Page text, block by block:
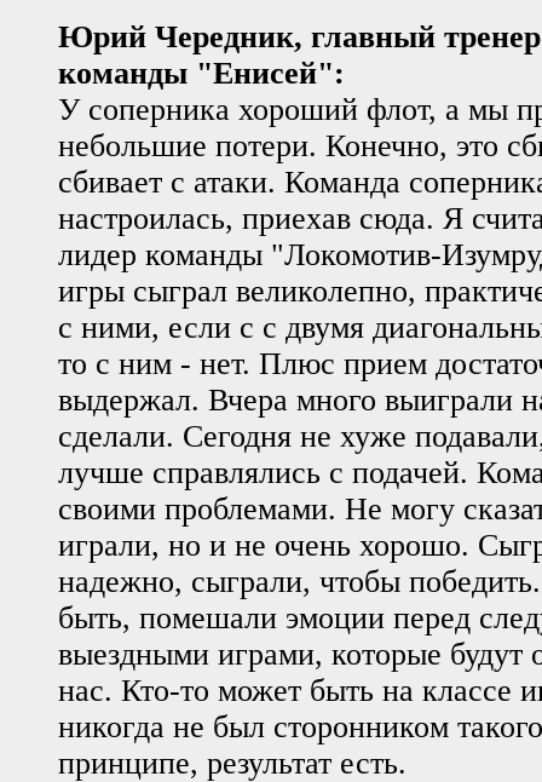
Юрий Чередник, главный
команды "Енисей":
У соперника хороший флот, а мы
небольшие потери. Конечно, это
сбивает с атаки. Команда
настроилась, приехав сюда. Я
лидер команды "Локомотив-
игры сыграл великолепно,
с ними, если с с двумя
то с ним - нет. Плюс прием
выдержал. Вчера много выиграли
сделали. Сегодня не хуже
лучше справлялись с подачей.
своими проблемами. Не могу
играли, но и не очень хорошо.
надежно, сыграли, чтобы
быть, помешали эмоции перед
выездными играми, которые будут
нас. Кто-то может быть на классе
никогда не был сторонником
принципе, результат есть.